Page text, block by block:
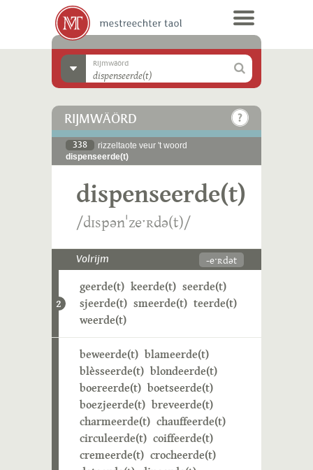
Rijmwäörd
RIJMWÄÖRD
338
rizzeltaote veur 't woord
dispenseerde(t)
dispenseerde(t)
/dɪspənˈzeˑʀdə(t)/
Volrijm -eˑʀdət
2
geerde(t) keerde(t) seerde(t)
sjeerde(t) smeerde(t) teerde(t)
weerde(t)
beweerde(t) blameerde(t)
blèsseerde(t) blondeerde(t)
boereerde(t) boetseerde(t)
boezjeerde(t) breveerde(t)
charmeerde(t) chauffeerde(t)
circuleerde(t) coiffeerde(t)
cremeerde(t) crocheerde(t)